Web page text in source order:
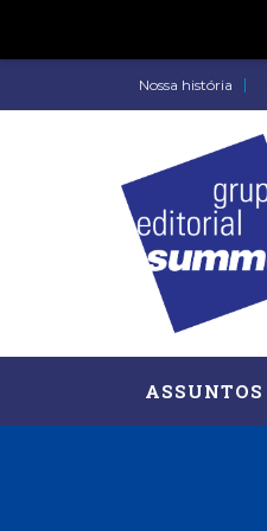
Nossa história
ASSUNTOS